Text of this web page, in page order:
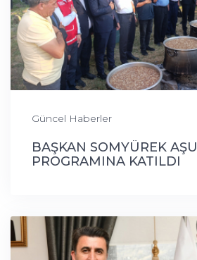
Güncel Haberler
BAŞKAN SOMYÜREK
PROGRAMINA KATILDI